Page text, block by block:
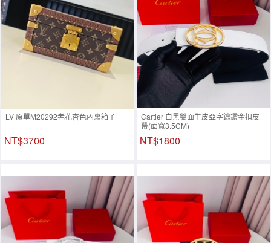
LV 原單M20292老花杏色內裏箱子
NT$3700
Cartier 白黑雙面牛皮亞字鑲鑽金扣皮
帶(面寬3.5CM)
NT$1800